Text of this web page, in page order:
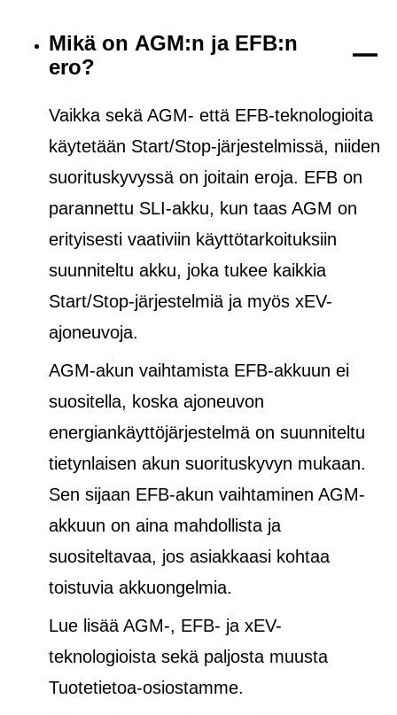
Mikä on AGM:n ja EFB:n
ero?
Vaikka sekä AGM- että EFB-teknologioita
käytetään Start/Stop-järjestelmissä, niiden
suorituskyvyssä on joitain eroja. EFB on
parannettu SLI-akku, kun taas AGM on
erityisesti vaativiin käyttötarkoituksiin
suunniteltu akku, joka tukee kaikkia
Start/Stop-järjestelmiä ja myös xEV-
ajoneuvoja.
AGM-akun vaihtamista EFB-akkuun ei
suositella, koska ajoneuvon
energiankäyttöjärjestelmä on suunniteltu
tietynlaisen akun suorituskyvyn mukaan.
Sen sijaan EFB-akun vaihtaminen AGM-
akkuun on aina mahdollista ja
suositeltavaa, jos asiakkaasi kohtaa
toistuvia akkuongelmia.
Lue lisää AGM-, EFB- ja xEV-
teknologioista sekä paljosta muusta
Tuotetietoa-osiostamme.